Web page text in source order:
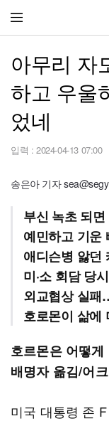
아무리 자
하고 우울
었네
입력 : 2024-04-13 07:00
송은아 기자
부신 녹초 되
예민하고 기운
애디슨병 앓던
미·소 회담 당
외교협상 실
호로몬이 삶에
호르몬은 어떻
배명자 옮김/어
미국 대통령 존